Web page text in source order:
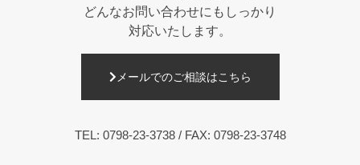
どんなお問い合わせにもしっかり
対応いたします。
メールでのご相談はこちら
TEL: 0798-23-3738/ FAX: 0798-23-3748